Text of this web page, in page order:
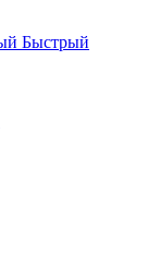
Быстрый